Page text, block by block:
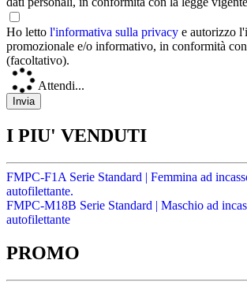
Ho letto l'informativa sulla privacy e autorizzo
promozionale e/o informativo, in conformità
(facoltativo).
Attendi...
I PIU' VENDUTI
FMPC-F1A Serie Standard | Femmina ad
autofilettante.
FMPC-M18B Serie Standard | Maschio ad
autofilettante
PROMO